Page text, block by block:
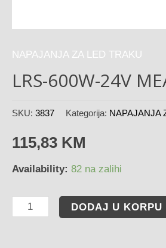
NAPAJANJA ZA LED TRAKU
LRS-600W-24V
SKU: 3837 Kategorija: NAPAJANJA
115,83 KM
Availability: 82 na zalihi
DODAJ U KORPU